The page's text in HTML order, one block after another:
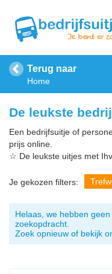
Terug naar
Home
De leukste
Een bedrijfsuitje of
prijs online.
☆ De leukste uitjes met
Je gekozen filters:
Helaas, we hebben
zoekopdracht.
Zoek opnieuw of bekijk